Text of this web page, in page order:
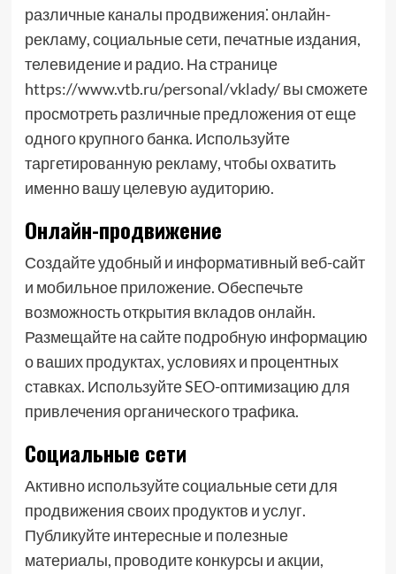
различные каналы продвижения⁚ онлайн-
рекламу, социальные сети, печатные издания,
телевидение и радио. На странице
https://www.vtb.ru/personal/vklady/ вы сможете
просмотреть различные предложения от еще
одного крупного банка. Используйте
таргетированную рекламу, чтобы охватить
именно вашу целевую аудиторию.
Онлайн-продвижение
Создайте удобный и информативный веб-сайт
и мобильное приложение. Обеспечьте
возможность открытия вкладов онлайн.
Размещайте на сайте подробную информацию
о ваших продуктах, условиях и процентных
ставках. Используйте SEO-оптимизацию для
привлечения органического трафика.
Социальные сети
Активно используйте социальные сети для
продвижения своих продуктов и услуг.
Публикуйте интересные и полезные
материалы, проводите конкурсы и акции,